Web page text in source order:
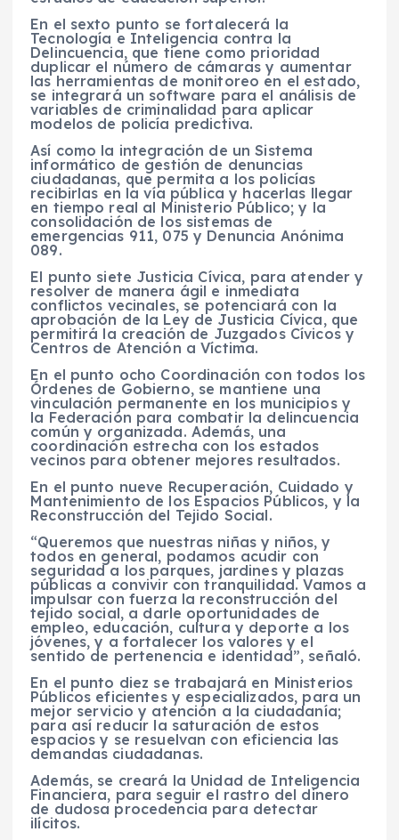
En el sexto punto se fortalecerá la
Tecnología e Inteligencia contra la
Delincuencia, que tiene como prioridad
duplicar el número de cámaras y aumentar
las herramientas de monitoreo en el estado,
se integrará un software para el análisis de
variables de criminalidad para aplicar
modelos de policía predictiva.
Así como la integración de un Sistema
informático de gestión de denuncias
ciudadanas, que permita a los policías
recibirlas en la vía pública y hacerlas llegar
en tiempo real al Ministerio Público; y la
consolidación de los sistemas de
emergencias 911, 075 y Denuncia Anónima
089.
El punto siete Justicia Cívica, para atender y
resolver de manera ágil e inmediata
conflictos vecinales, se potenciará con la
aprobación de la Ley de Justicia Cívica, que
permitirá la creación de Juzgados Cívicos y
Centros de Atención a Víctima.
En el punto ocho Coordinación con todos los
Órdenes de Gobierno, se mantiene una
vinculación permanente en los municipios y
la Federación para combatir la delincuencia
común y organizada. Además, una
coordinación estrecha con los estados
vecinos para obtener mejores resultados.
En el punto nueve Recuperación, Cuidado y
Mantenimiento de los Espacios Públicos, y la
Reconstrucción del Tejido Social.
“Queremos que nuestras niñas y niños, y
todos en general, podamos acudir con
seguridad a los parques, jardines y plazas
públicas a convivir con tranquilidad. Vamos a
impulsar con fuerza la reconstrucción del
tejido social, a darle oportunidades de
empleo, educación, cultura y deporte a los
jóvenes, y a fortalecer los valores y el
sentido de pertenencia e identidad”, señaló.
En el punto diez se trabajará en Ministerios
Públicos eficientes y especializados, para un
mejor servicio y atención a la ciudadanía;
para así reducir la saturación de estos
espacios y se resuelvan con eficiencia las
demandas ciudadanas.
Además, se creará la Unidad de Inteligencia
Financiera, para seguir el rastro del dinero
de dudosa procedencia para detectar
ilícitos.